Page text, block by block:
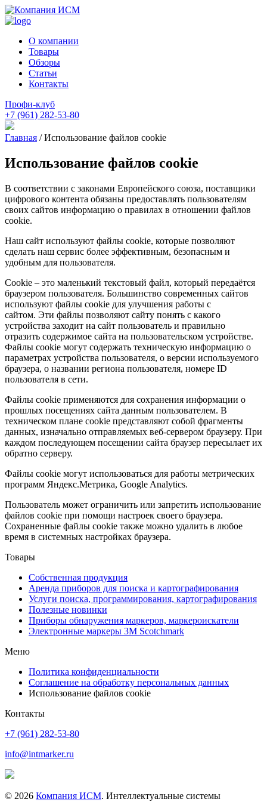
О компании
Товары
Обзоры
Статьи
Контакты
Профи-клуб
+7 (961) 282-53-80
Главная /Использование файлов cookie
Использование файлов cookie
В соответствии с законами Европейского союза, поставщики
цифрового контента обязаны предоставлять пользователям
своих сайтов информацию о правилах в отношении файлов
cookie.
Наш сайт используют файлы cookie, которые позволяют
сделать наш сервис более эффективным, безопасным и
удобным для пользователя.
Cookie – это маленький текстовый файл, который передаётся
браузером пользователя. Большинство современных сайтов
используют файлы cookie для улучшения работы с
сайтом. Эти файлы позволяют сайту понять с какого
устройства заходит на сайт пользователь и правильно
отразить содержимое сайта на пользовательском устройстве.
Файлы cookie могут содержать техническую информацию о
параметрах устройства пользователя, о версии используемого
браузера, о названии региона пользователя, номере ID
пользователя в сети.
Файлы cookie применяются для сохранения информации о
прошлых посещениях сайта данным пользователем. В
техническом плане cookie представляют собой фрагменты
данных, изначально отправляемых веб-сервером браузеру. При
каждом последующем посещении сайта браузер пересылает их
обратно серверу.
Файлы cookie могут использоваться для работы метрических
программ Яндекс.Метрика, Google Analytics.
Пользователь может ограничить или запретить использование
файлов cookie при помощи настроек своего браузера.
Сохраненные файлы cookie также можно удалить в любое
время в системных настройках браузера.
Товары
Собственная продукция
Аренда приборов для поиска и картографирования
Услуги поиска, программирования, картографирования
Полезные новинки
Приборы обнаружения маркеров, маркероискатели
Электронные маркеры 3M Scotchmark
Меню
Политика конфиденциальности
Соглашение на обработку персональных данных
Использование файлов cookie
Контакты
+7 (961) 282-53-80
info@intmarker.ru
© 2026 Компания ИСМ. Интеллектуальные системы